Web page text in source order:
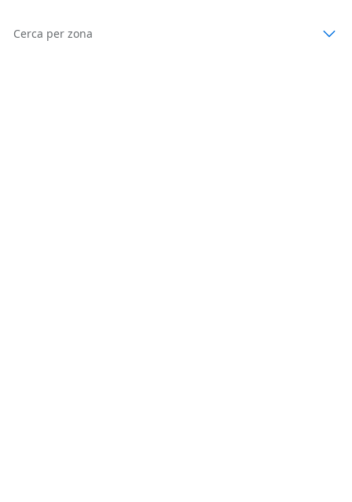
Cerca per zona